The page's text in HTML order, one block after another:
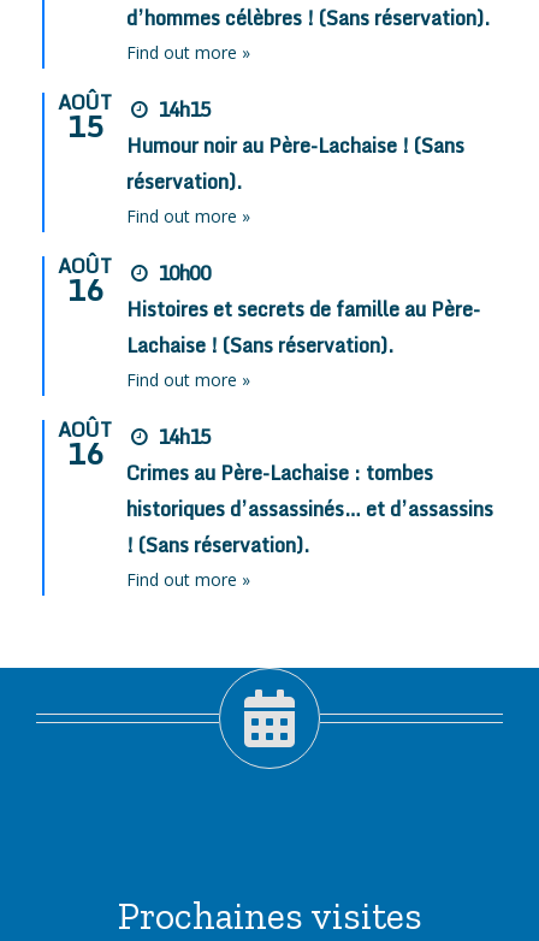
d’hommes célèbres ! (Sans réservation).
Find out more »
AOÛT
15
14h15
Humour noir au Père-Lachaise ! (Sans
réservation).
Find out more »
AOÛT
16
10h00
Histoires et secrets de famille au Père-
Lachaise ! (Sans réservation).
Find out more »
AOÛT
16
14h15
Crimes au Père-Lachaise : tombes
historiques d’assassinés… et d’assassins
! (Sans réservation).
Find out more »
Prochaines visites